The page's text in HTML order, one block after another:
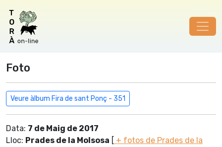
Foto
Veure àlbum Fira de sant Ponç - 351
Data: 7 de Maig de 2017
Lloc: Prades de la Molsosa [ + fotos de Prades de la